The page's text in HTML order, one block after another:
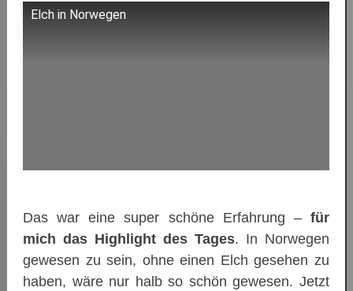
Elch in Norwegen
Das war eine super schöne Erfahrung – für
mich das Highlight des Tages. In Norwegen
gewesen zu sein, ohne einen Elch gesehen zu
haben, wäre nur halb so schön gewesen. Jetzt